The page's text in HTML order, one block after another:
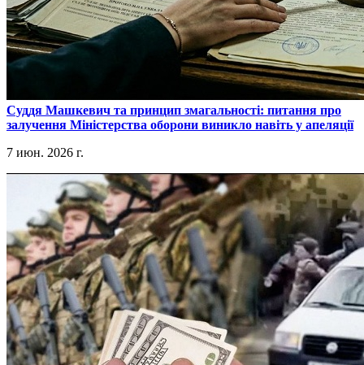
​Суддя Машкевич та принцип змагальності: питання про
залучення Міністерства оборони виникло навіть у апеляції
7 июн. 2026 г.